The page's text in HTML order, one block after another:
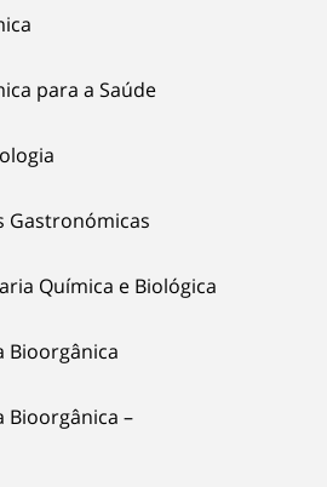
para a Saúde
Gastronómicas
Química e Biológica
Bioorgânica
Bioorgânica –